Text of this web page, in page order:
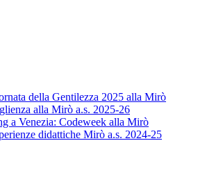
della Gentilezza 2025 alla Mirò
alla Mirò a.s. 2025-26
a Venezia: Codeweek alla Mirò
didattiche Mirò a.s. 2024-25